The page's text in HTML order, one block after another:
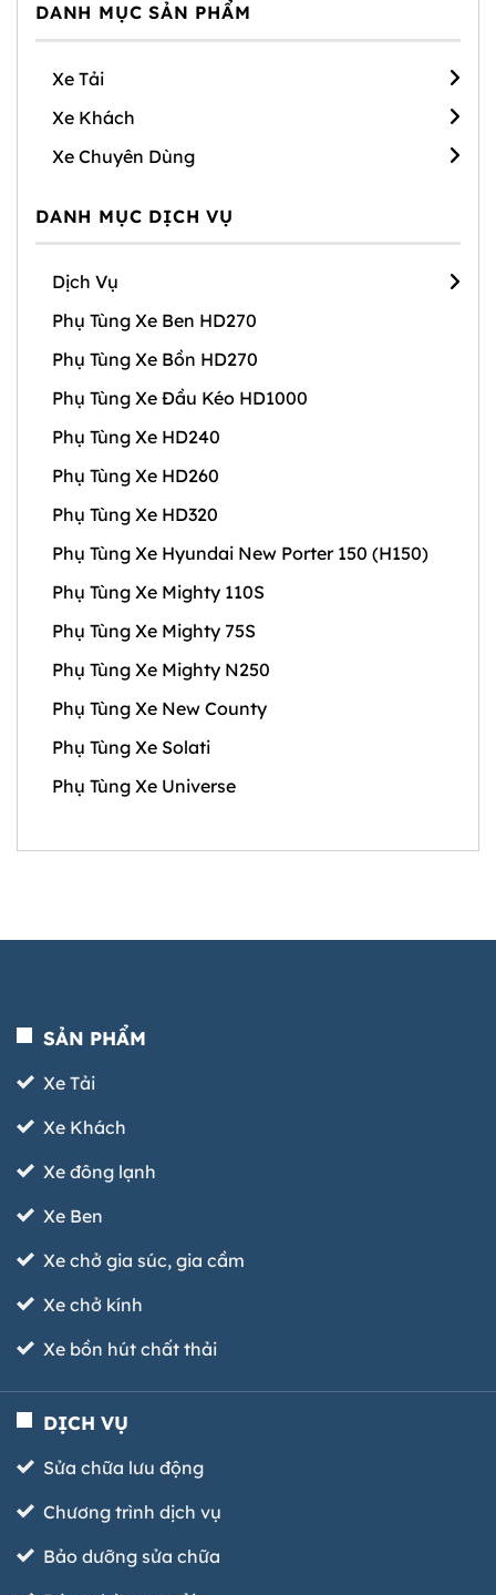
DANH MỤC SẢN PHẨM
Xe Tải
Xe Khách
Xe Chuyên Dùng
DANH MỤC DỊCH VỤ
Dịch Vụ
Phụ Tùng Xe Ben HD270
Phụ Tùng Xe Bồn HD270
Phụ Tùng Xe Đầu Kéo HD1000
Phụ Tùng Xe HD240
Phụ Tùng Xe HD260
Phụ Tùng Xe HD320
Phụ Tùng Xe Hyundai New Porter 150 (H150)
Phụ Tùng Xe Mighty 110S
Phụ Tùng Xe Mighty 75S
Phụ Tùng Xe Mighty N250
Phụ Tùng Xe New County
Phụ Tùng Xe Solati
Phụ Tùng Xe Universe
SẢN PHẨM
Xe Tải
Xe Khách
Xe đông lạnh
Xe Ben
Xe chở gia súc, gia cầm
Xe chở kính
Xe bồn hút chất thải
DỊCH VỤ
Sửa chữa lưu động
Chương trình dịch vụ
Bảo dưỡng sửa chữa